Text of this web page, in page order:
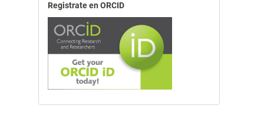
Registrate en ORCID